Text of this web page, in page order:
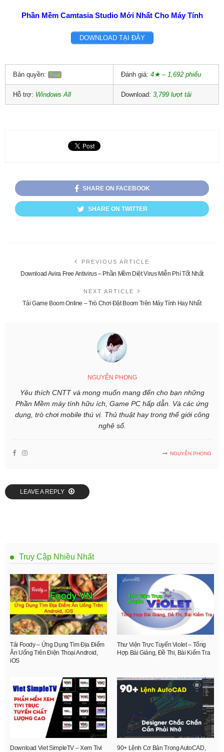
Phần Mềm Camtasia Studio Mới Nhất Cho Máy Tính
DOWNLOAD TẠI ĐÂY
Bản quyền: Trial Đánh giá: 4★ – 1,692 phiếu
Hỗ trợ: Windows All Download: 3,799 lượt tải
SHARE ON FACEBOOK
SHARE ON TWITTER
PREVIOUS ARTICLE
Download Avira Free Antivirus – Phần Mềm Diệt Virus Miễn Phí Tốt Nhất
NEXT ARTICLE
Tải Game Boom Online – Trò Chơi Đặt Boom Trên Máy Tính Hay Nhất
NGUYỄN PHONG
Yêu thích CNTT và mong muốn mang đến cho bạn những
Phần Mềm máy tính hữu ích, Game PC hấp dẫn. Và các ứng
dụng, trò chơi mobile thú vị. Thủ thuật hay trong thế giới công
nghệ số.
NGUYỄN PHONG
LEAVE A REPLY
Truy Cập Nhiều Nhất
Tải Foody – Ứng Dụng Tìm Địa Điểm
Ăn Uống Trên Điện Thoại Android,
iOS
Thư Viện Trực Tuyến Violet – Tổng
Hợp Bài Giảng, Đề Thi, Bài Kiểm Tra
Download Viet SimpleTV – Xem Tivi 90+ Lệnh Cơ Bản Trong AutoCAD,